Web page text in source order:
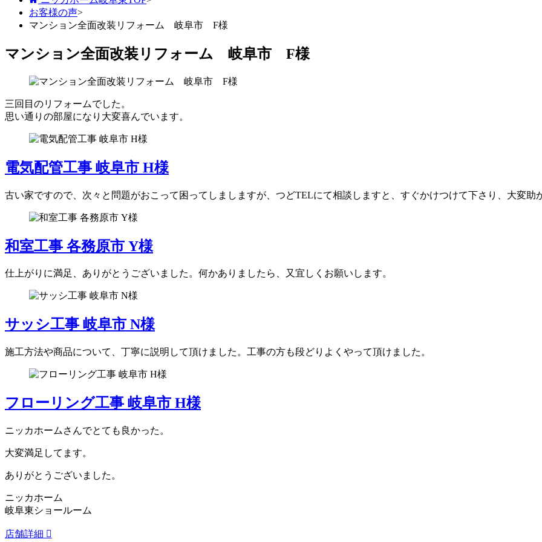
お客様の声>
マンション全面改装リフォーム 岐阜市 F様
マンション全面改装リフォーム 岐阜市 F様
三回目のリフォームでした。
思い通りの部屋になり大変喜んでいます。
電気配管工事 岐阜市 H様
古い家ですので、次々と問題がおこって困ってしましますが、つどTELにて相談しますと、すぐかけつけて下さり、大変助
和室工事 各務原市 Y様
仕上がりに満足、ありがとうございました。何かありましたら、又宜しくお願いします。
サッシ工事 岐阜市 N様
施工方法や商品について、丁寧に説明して頂けました。工事の方も段どりよくやって頂けました。
フローリング工事 岐阜市 H様
ニッカホームさんでとても良かった。
大変満足してます。
ありがとうございました。
ニッカホーム
岐阜東ショールーム
店舗詳細